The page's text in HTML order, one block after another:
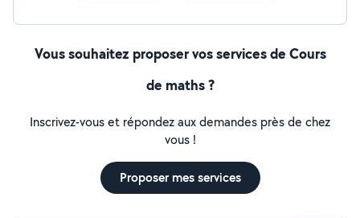
préférence). Tarif : À discuter selon le niveau et la
Vous souhaitez proposer vos services de Cours
de maths ?
Inscrivez-vous et répondez aux demandes près de chez
vous !
Proposer mes services